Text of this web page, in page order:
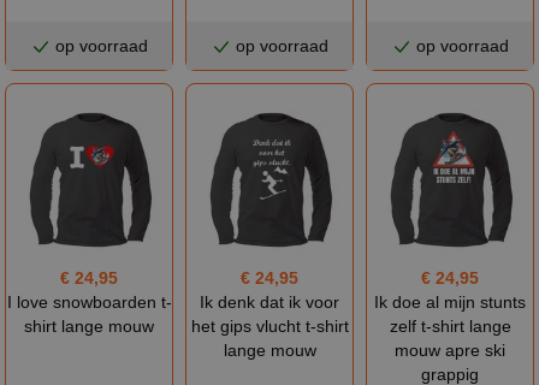
op voorraad op voorraad op voorraad
€ 24,95
I love snowboarden t-
shirt lange mouw
€ 24,95
Ik denk dat ik voor
het gips vlucht t-shirt
lange mouw
€ 24,95
Ik doe al mijn stunts
zelf t-shirt lange
mouw apre ski
grappig